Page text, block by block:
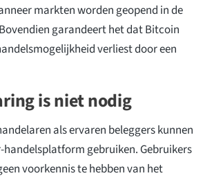
markten worden geopend in de
garandeert het dat Bitcoin
verliest door een
is niet nodig
als ervaren beleggers kunnen
gebruiken. Gebruikers
voorkennis te hebben van het